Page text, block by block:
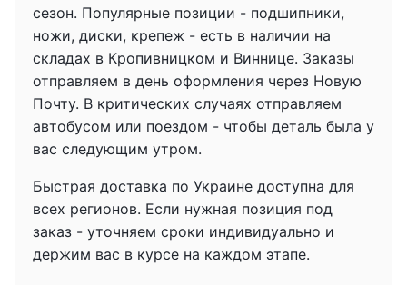
сезон. Популярные позиции - подшипники,
ножи, диски, крепеж - есть в наличии на
складах в Кропивницком и Виннице. Заказы
отправляем в день оформления через Новую
Почту. В критических случаях отправляем
автобусом или поездом - чтобы деталь была у
вас следующим утром.
Быстрая доставка по Украине доступна для
всех регионов. Если нужная позиция под
заказ - уточняем сроки индивидуально и
держим вас в курсе на каждом этапе.